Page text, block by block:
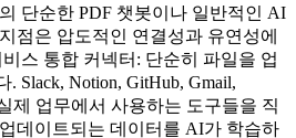
단순한 PDF 챗봇이나 일반적인 AI
점은 압도적인 연결성과 유연성에
스 통합 커넥터: 단순히 파일을 업
Slack, Notion, GitHub, Gmail,
제 업무에서 사용하는 도구들을 직
데이트되는 데이터를 AI가 학습하